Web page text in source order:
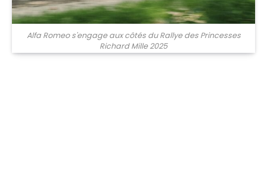
Alfa Romeo s'engage aux côtés du Rallye des Princesses
Richard Mille 2025